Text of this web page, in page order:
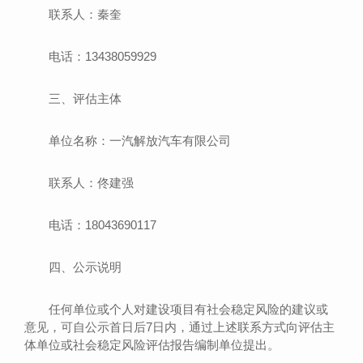
联系人：秦奎
电话：13438059929
三、评估主体
单位名称：一汽解放汽车有限公司
联系人：佟建强
电话：18043690117
四、公示说明
任何单位或个人对建设项目有社会稳定风险的建议或
意见，可自公示首日后7日内，通过上述联系方式向评估主
体单位或社会稳定风险评估报告编制单位提出。